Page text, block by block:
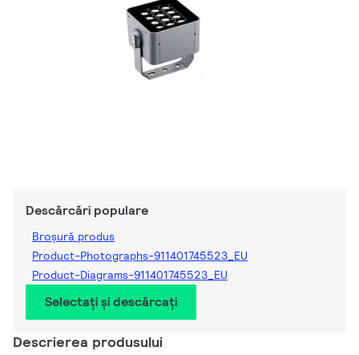
Descărcări populare
Broșură produs
Product-Photographs-911401745523_EU
Product-Diagrams-911401745523_EU
Selectați și descărcați
Descrierea produsului